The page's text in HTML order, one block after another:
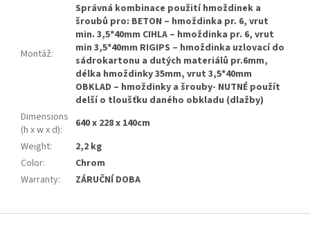
Montáž:
Správná kombinace použití hmoždinek a
šroubů pro: BETON – hmoždinka pr. 6, vrut
min. 3,5*40mm CIHLA – hmoždinka pr. 6, vrut
min 3,5*40mm RIGIPS – hmoždinka uzlovací do
sádrokartonu a dutých materiálů pr.6mm,
délka hmoždinky 35mm, vrut 3,5*40mm
OBKLAD – hmoždinky a šrouby- NUTNÉ použít
delší o tloušťku daného obkladu (dlažby)
Dimensions
(h x w x d):
640 x 228 x 140cm
Weight:
2,2 kg
Color:
Chrom
Warranty: ZÁRUČNÍ DOBA